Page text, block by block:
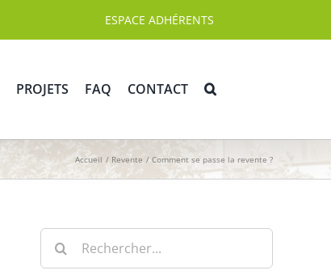
ESPACE ADHÉRENTS
PROJETS FAQ CONTACT
Accueil Revente Comment se passe la revente ?
Rechercher: